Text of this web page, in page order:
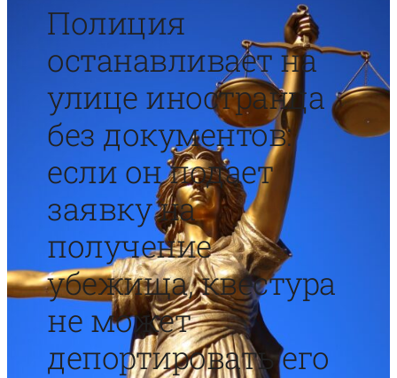
Полиция
останавливает на
улице иностранца
без документов:
если он подает
заявку на
получение
убежища, квестура
не может
депортировать его